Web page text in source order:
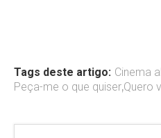
Tags deste artigo: Cinema
Peça-me o que quiser,Quero